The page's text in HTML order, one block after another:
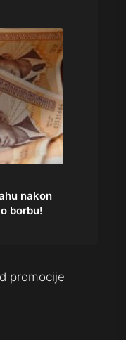
nakon
borbu!
promocije